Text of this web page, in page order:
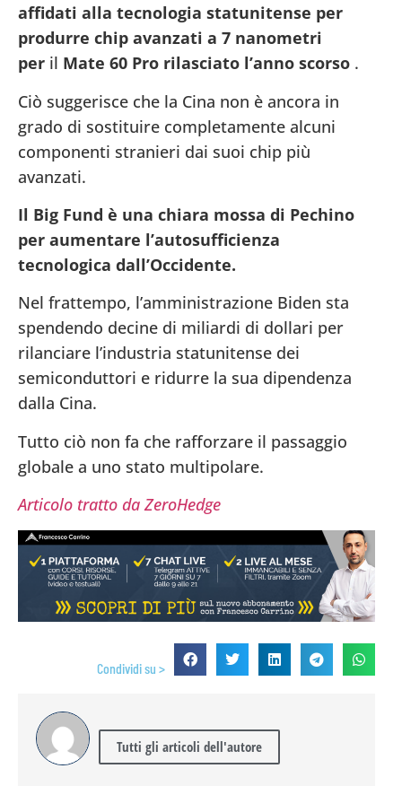
affidati alla tecnologia statunitense per
produrre chip avanzati a 7 nanometri
per il Mate 60 Pro rilasciato l’anno scorso .
Ciò suggerisce che la Cina non è ancora in
grado di sostituire completamente alcuni
componenti stranieri dai suoi chip più
avanzati.
Il Big Fund è una chiara mossa di Pechino
per aumentare l’autosufficienza
tecnologica dall’Occidente.
Nel frattempo, l’amministrazione Biden sta
spendendo decine di miliardi di dollari per
rilanciare l’industria statunitense dei
semiconduttori e ridurre la sua dipendenza
dalla Cina.
Tutto ciò non fa che rafforzare il passaggio
globale a uno stato multipolare.
Articolo tratto da ZeroHedge
Condividi su >
Tutti gli articoli dell'autore